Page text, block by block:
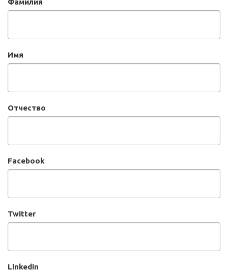
Фамилия
Имя
Отчество
Facebook
Twitter
Linkedin